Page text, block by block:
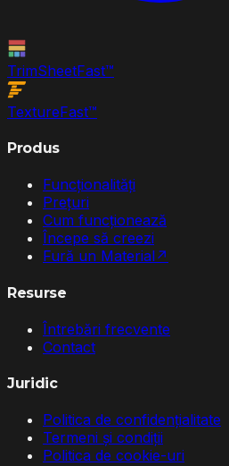
TrimSheetFast™
TextureFast™
Produs
Funcționalități
Prețuri
Cum funcționează
Începe să creezi
Fură un Material↗
Resurse
Întrebări frecvente
Contact
Juridic
Politica de confidențialitate
Termeni și condiții
Politica de cookie-uri